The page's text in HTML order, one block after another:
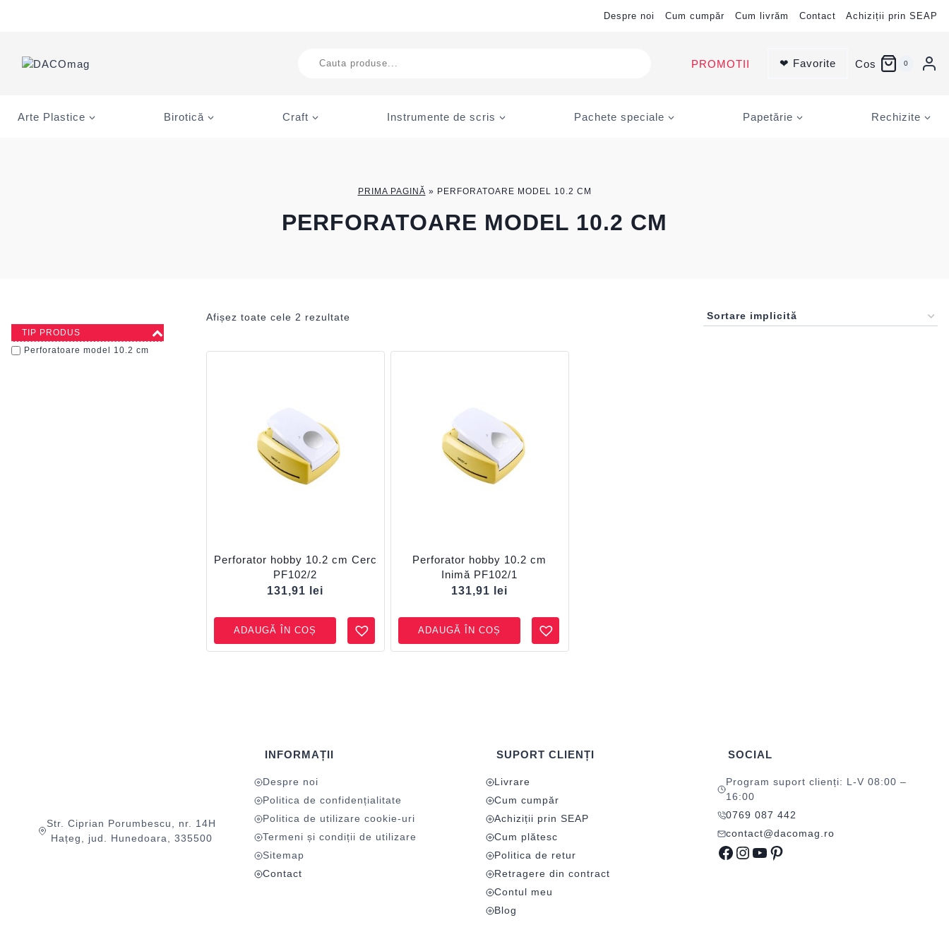
Despre noi Cum cumpăr Cum livrăm Contact Achiziții prin SEAP
search
PROMOTII ❤ Favorite Cos 0
Arte Plastice Birotică Craft Instrumente de scris Pachete speciale Papetărie Rechizite
PRIMA PAGINĂ » PERFORATOARE MODEL 10.2 CM
PERFORATOARE MODEL 10.2 CM
Afișez toate cele 2 rezultate
Perforator hobby 10.2 cm Cerc
PF102/2
131,91
lei
ADAUGĂ ÎN COȘ
Perforator hobby 10.2 cm
Inimă PF102/1
131,91
lei
ADAUGĂ ÎN COȘ
TIP PRODUS
Perforatoare model 10.2 cm
Str. Ciprian Porumbescu, nr. 14H
Hațeg, jud. Hunedoara, 335500
INFORMAȚII
Despre noi
Politica de confidențialitate
Politica de utilizare cookie-uri
Termeni și condiții de utilizare
Sitemap
Contact
SUPORT CLIENȚI
Livrare
Cum cumpăr
Achiziții prin SEAP
Cum plătesc
Politica de retur
Retragere din contract
Contul meu
Blog
SOCIAL
Program suport clienți: L-V 08:00 –
16:00
0769 087 442
contact@dacomag.ro
Facebook
Instagram
YouTube
Pinterest